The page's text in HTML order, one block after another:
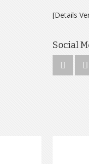
[Details
Social